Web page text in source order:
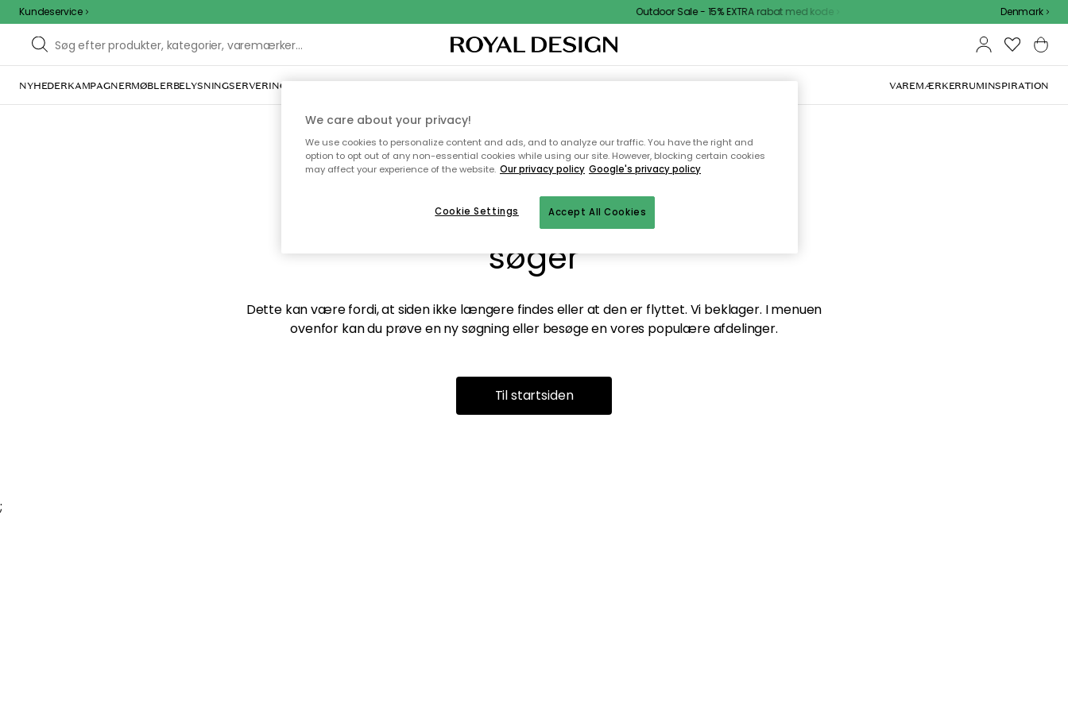
Kundeservice Outdoor Sale - 15% EXTRA rabat med kode Denmark
NYHEDERKAMPAGNERMØBLERBELYSNINGSERVERING INDRETNINGTEKSTIL & TÆPPERKØKKENETOPBEVARINGHAVEMØBLER VAREMÆRKERRUMINSPIRATION
Vi fandt desværre ikke siden du
søger
Dette kan være fordi, at siden ikke længere findes eller at den er flyttet. Vi beklager. I menuen
ovenfor kan du prøve en ny søgning eller besøge en vores populære afdelinger.
Til startsiden
;
We care about your privacy!
We use cookies to personalize content and ads, and to analyze our traffic. You have the right and
option to opt out of any non-essential cookies while using our site. However, blocking certain cookies
may affect your experience of the website. Our privacy policy Google's privacy policy
Accept All Cookies
Cookie Settings